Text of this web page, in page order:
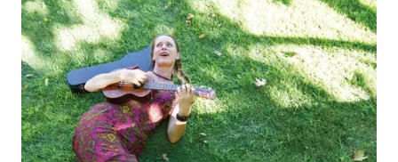
WN
LANGKAT
WN
TAPANULI
SELATAN